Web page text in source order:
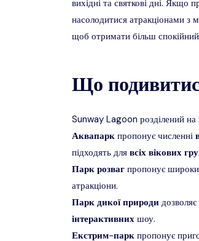
вихідні та святкові дні. Якщо
насолодитися атракціонами з
щоб отримати більш спокійний
Що
Sunway Lagoon розділений на
Аквапарк пропонує численні
підходять для всіх вікових
Парк розваг пропонує
атракціони.
Парк дикої природи
інтерактивних шоу.
Екстрим-парк пропонує